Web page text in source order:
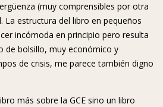
(muy comprensibles por otra
La estructura del libro en pequeños
incómoda en principio pero resulta
de bolsillo, muy económico y
de crisis, me parece también digno
más sobre la GCE sino un libro